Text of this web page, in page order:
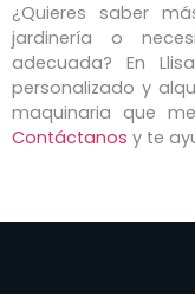
¿Quieres saber
jardinería o
adecuada? En
personalizado y
maquinaria que
Contáctanos y te